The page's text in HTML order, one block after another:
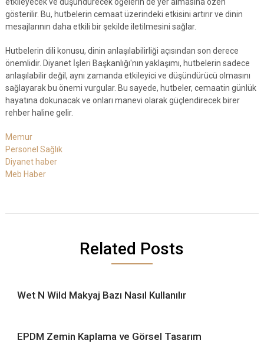
gösterilir. Bu, hutbelerin cemaat üzerindeki etkisini artırır ve dinin
mesajlarının daha etkili bir şekilde iletilmesini sağlar.
Hutbelerin dili konusu, dinin anlaşılabilirliği açısından son derece
önemlidir. Diyanet İşleri Başkanlığı'nın yaklaşımı, hutbelerin sadece
anlaşılabilir değil, aynı zamanda etkileyici ve düşündürücü olmasını
sağlayarak bu önemi vurgular. Bu sayede, hutbeler, cemaatin günlük
hayatına dokunacak ve onları manevi olarak güçlendirecek birer
rehber haline gelir.
Memur
Personel Sağlık
Diyanet haber
Meb Haber
Related Posts
Wet N Wild Makyaj Bazı Nasıl Kullanılır
EPDM Zemin Kaplama ve Görsel Tasarım